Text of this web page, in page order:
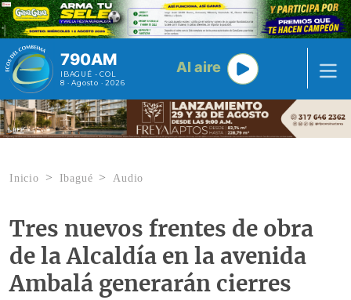
Pasar al contenido principal
790AM
IBAGUÉ - COL
8 · Agosto · 2026
Al aire
Inicio Ibagué Audio
Tres nuevos frentes de obra
de la Alcaldía en la avenida
Ambalá generarán cierres